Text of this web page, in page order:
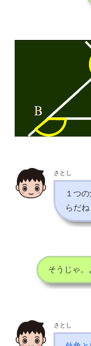
さとし
１つ
らだね
そうじゃ。
さとし